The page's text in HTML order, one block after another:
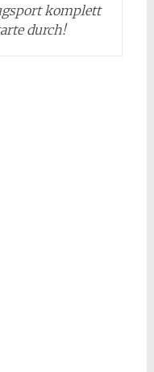
komplett
durch!